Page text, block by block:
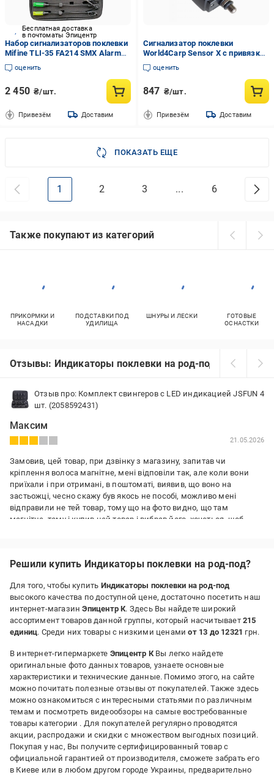
Бесплатная доставка
в почтоматы Эпицентр
Набор сигнализаторов поклевки
Mifine TLI-35 FA214 SMX Alarms
4 шт./свингера 4 шт.
(2450998874)
оценить
2 450 ₴/шт.
Привезём Доставим
Сигнализатор поклевки
World4Carp Sensor X с привязкой
(WWC360)
оценить
847 ₴/шт.
Привезём Доставим
ПОКАЗАТЬ ЕЩЕ
1 2 3 ... 6
Также покупают из категорий
ПРИКОРМКИ И
НАСАДКИ
ПОДСТАВКИ ПОД
УДИЛИЩА
ШНУРЫ И ЛЕСКИ
ГОТОВЫЕ
ОСНАСТКИ
Отзывы: Индикаторы поклевки на род-под
Отзыв про: Комплект свингеров с LED индикацией JSFUN 4
шт. (2058592431)
Максим
21.05.2026
Замовив, цей товар, при дзвінку з магазину, запитав чи
кріплення волоса магнітне, мені відповіли так, але коли вони
приїхали і при отримані, в поштоматі, виявив, що воно на
застьожці, чесно скажу був якось не пособі, можливо мені
відправили не тей товар, тому що на фото видно, що там
магнітне, тому і купив цей товар і вибрав його, хочеться, щоб
інформація при дзвінку
Преимущества:
Ще не зрозуміло
Недостатки:
Поки не виявив
Решили купить Индикаторы поклевки на род-под?
Для того, чтобы купить Индикаторы поклевки на род-под
высокого качества по доступной цене, достаточно посетить наш
интернет-магазинЭпицентр К. Здесь Вы найдете широкий
ассортимент товаров данной группы, который насчитывает215
единиц. Среди них товары с низкими ценамиот 13 до 12321 грн.
В интернет-гипермаркете Эпицентр КВы легко найдете
оригинальные фото данных товаров, узнаете основные
характеристики и технические данные. Помимо этого, на сайте
можно почитать полезные отзывы от покупателей. Также здесь
можно ознакомиться с интересными статьями по различным
темам и посмотреть видеообзоры на самые востребованные
товары категории . Для покупателей регулярно проводятся
акции, распродажи и скидки с множеством выгодных позиций.
Покупая у нас, Вы получите сертифицированный товар с
официальной гарантией от производителя, сможете забрать его
в Киеве или в любом другом городе Украины, предварительно